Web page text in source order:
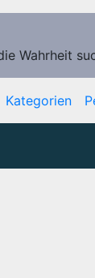
Wahrheit
Kategorien